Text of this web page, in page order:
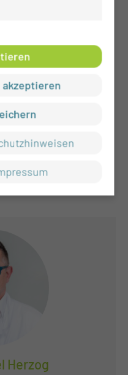
besteht
„Plastische
Chefarzt besitzt
Die
Klinik durch
sowie interne und
wenden Sie sich bitte
Herzog